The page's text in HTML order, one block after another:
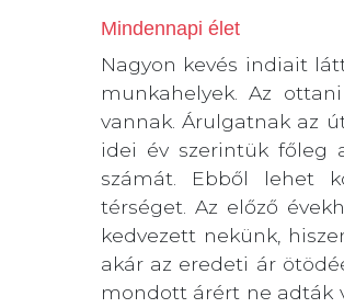
Mindennapi élet
Nagyon kevés indiait
munkahelyek. Az
vannak. Árulgatnak az
idei év szerintük főleg
számát. Ebből lehet
térséget. Az előző
kedvezett nekünk,
akár az eredeti ár
mondott árért ne adták